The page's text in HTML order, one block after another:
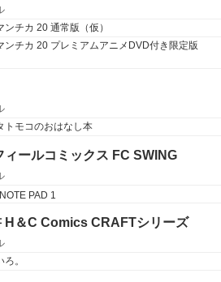
ンチカ 20 通常版（仮）
ンチカ 20 プレミアムアニメDVD付き限定版
トモコのおはなし本
ィールコミックス FC SWING
PAD 1
H＆C Comics CRAFTシリーズ
。